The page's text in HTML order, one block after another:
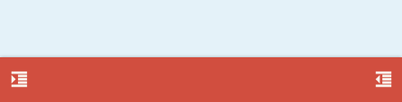
format_indent_increase format_indent_decrease